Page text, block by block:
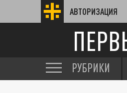
АВТОРИЗАЦИЯ
РУБРИКИ